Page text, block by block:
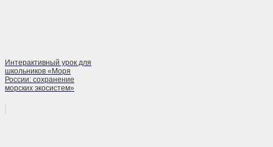
Интерактивный урок для
школьников «Моря
России: сохранение
морских экосистем»